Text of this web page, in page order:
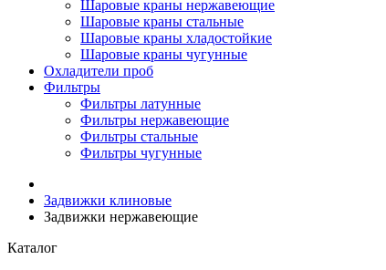
Шаровые краны нержавеющие
Шаровые краны стальные
Шаровые краны хладостойкие
Шаровые краны чугунные
Охладители проб
Фильтры
Фильтры латунные
Фильтры нержавеющие
Фильтры стальные
Фильтры чугунные
Задвижки клиновые
Задвижки нержавеющие
Каталог